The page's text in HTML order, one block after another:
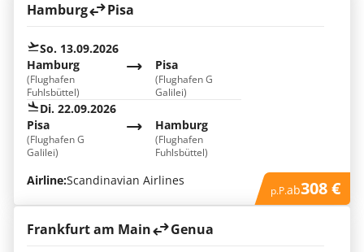
Hamburg Pisa
So. 13.09.2026
Hamburg
(Flughafen
Fuhlsbüttel)
Pisa
(Flughafen G
Galilei)
Di. 22.09.2026
Hamburg
(Flughafen
Fuhlsbüttel)
Pisa
(Flughafen G
Galilei)
Airline:Scandinavian Airlines
p.P.ab308 €
Frankfurt am Main Genua